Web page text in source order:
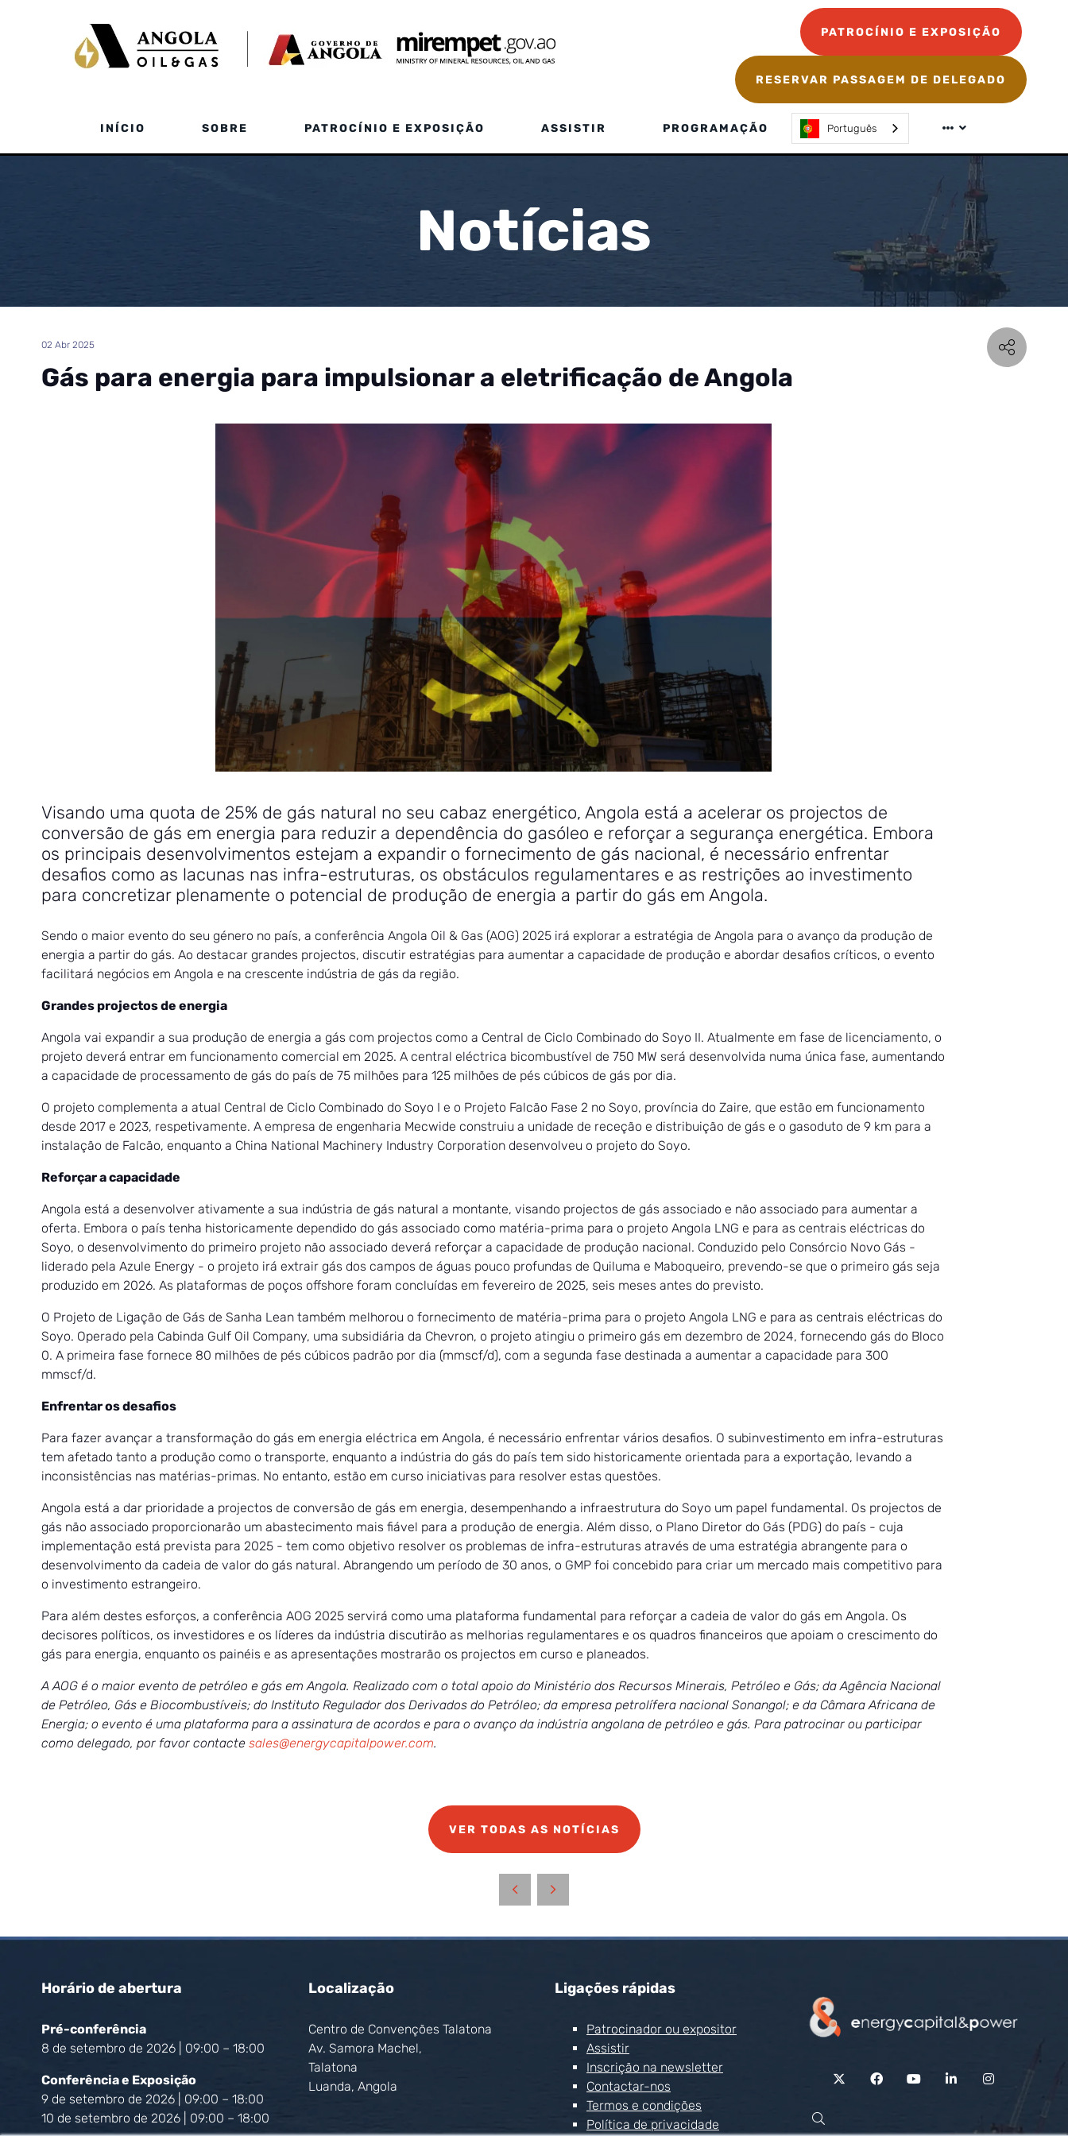
PATROCÍNIO E EXPOSIÇÃO
RESERVAR PASSAGEM DE DELEGADO
INÍCIO SOBRE PATROCÍNIO E EXPOSIÇÃO ASSISTIR PROGRAMAÇÃO Português
Notícias
02 Abr 2025
Gás para energia para impulsionar a eletrificação de Angola
Visando uma quota de 25% de gás natural no seu cabaz energético, Angola está a acelerar os projectos de
conversão de gás em energia para reduzir a dependência do gasóleo e reforçar a segurança energética. Embora
os principais desenvolvimentos estejam a expandir o fornecimento de gás nacional, é necessário enfrentar
desafios como as lacunas nas infra-estruturas, os obstáculos regulamentares e as restrições ao investimento
para concretizar plenamente o potencial de produção de energia a partir do gás em Angola.
Sendo o maior evento do seu género no país, a conferência Angola Oil & Gas (AOG) 2025 irá explorar a estratégia de Angola para o avanço da produção de
energia a partir do gás. Ao destacar grandes projectos, discutir estratégias para aumentar a capacidade de produção e abordar desafios críticos, o evento
facilitará negócios em Angola e na crescente indústria de gás da região.
Grandes projectos de energia
Angola vai expandir a sua produção de energia a gás com projectos como a Central de Ciclo Combinado do Soyo II. Atualmente em fase de licenciamento, o
projeto deverá entrar em funcionamento comercial em 2025. A central eléctrica bicombustível de 750 MW será desenvolvida numa única fase, aumentando
a capacidade de processamento de gás do país de 75 milhões para 125 milhões de pés cúbicos de gás por dia.
O projeto complementa a atual Central de Ciclo Combinado do Soyo I e o Projeto Falcão Fase 2 no Soyo, província do Zaire, que estão em funcionamento
desde 2017 e 2023, respetivamente. A empresa de engenharia Mecwide construiu a unidade de receção e distribuição de gás e o gasoduto de 9 km para a
instalação de Falcão, enquanto a China National Machinery Industry Corporation desenvolveu o projeto do Soyo.
Reforçar a capacidade
Angola está a desenvolver ativamente a sua indústria de gás natural a montante, visando projectos de gás associado e não associado para aumentar a
oferta. Embora o país tenha historicamente dependido do gás associado como matéria-prima para o projeto Angola LNG e para as centrais eléctricas do
Soyo, o desenvolvimento do primeiro projeto não associado deverá reforçar a capacidade de produção nacional. Conduzido pelo Consórcio Novo Gás -
liderado pela Azule Energy - o projeto irá extrair gás dos campos de águas pouco profundas de Quiluma e Maboqueiro, prevendo-se que o primeiro gás seja
produzido em 2026. As plataformas de poços offshore foram concluídas em fevereiro de 2025, seis meses antes do previsto.
O Projeto de Ligação de Gás de Sanha Lean também melhorou o fornecimento de matéria-prima para o projeto Angola LNG e para as centrais eléctricas do
Soyo. Operado pela Cabinda Gulf Oil Company, uma subsidiária da Chevron, o projeto atingiu o primeiro gás em dezembro de 2024, fornecendo gás do Bloco
0. A primeira fase fornece 80 milhões de pés cúbicos padrão por dia (mmscf/d), com a segunda fase destinada a aumentar a capacidade para 300
mmscf/d.
Enfrentar os desafios
Para fazer avançar a transformação do gás em energia eléctrica em Angola, é necessário enfrentar vários desafios. O subinvestimento em infra-estruturas
tem afetado tanto a produção como o transporte, enquanto a indústria do gás do país tem sido historicamente orientada para a exportação, levando a
inconsistências nas matérias-primas. No entanto, estão em curso iniciativas para resolver estas questões.
Angola está a dar prioridade a projectos de conversão de gás em energia, desempenhando a infraestrutura do Soyo um papel fundamental. Os projectos de
gás não associado proporcionarão um abastecimento mais fiável para a produção de energia. Além disso, o Plano Diretor do Gás (PDG) do país - cuja
implementação está prevista para 2025 - tem como objetivo resolver os problemas de infra-estruturas através de uma estratégia abrangente para o
desenvolvimento da cadeia de valor do gás natural. Abrangendo um período de 30 anos, o GMP foi concebido para criar um mercado mais competitivo para
o investimento estrangeiro.
Para além destes esforços, a conferência AOG 2025 servirá como uma plataforma fundamental para reforçar a cadeia de valor do gás em Angola. Os
decisores políticos, os investidores e os líderes da indústria discutirão as melhorias regulamentares e os quadros financeiros que apoiam o crescimento do
gás para energia, enquanto os painéis e as apresentações mostrarão os projectos em curso e planeados.
A AOG é o maior evento de petróleo e gás em Angola. Realizado com o total apoio do Ministério dos Recursos Minerais, Petróleo e Gás; da Agência Nacional
de Petróleo, Gás e Biocombustíveis; do Instituto Regulador dos Derivados do Petróleo; da empresa petrolífera nacional Sonangol; e da Câmara Africana de
Energia; o evento é uma plataforma para a assinatura de acordos e para o avanço da indústria angolana de petróleo e gás. Para patrocinar ou participar
como delegado, por favor contacte sales@energycapitalpower.com.
VER TODAS AS NOTÍCIAS
Horário de abertura
Pré-conferência
8 de setembro de 2026 | 09:00 – 18:00
Conferência e Exposição
9 de setembro de 2026 | 09:00 – 18:00
10 de setembro de 2026 | 09:00 – 18:00
Localização
Centro de Convenções Talatona
Av. Samora Machel,
Talatona
Luanda, Angola
Ligações rápidas
Patrocinador ou expositor
Assistir
Inscrição na newsletter
Contactar-nos
Termos e condições
Política de privacidade
twitter facebookyoutube linkedin